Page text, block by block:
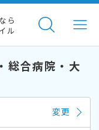
ら
ル
総合病院・大
変更